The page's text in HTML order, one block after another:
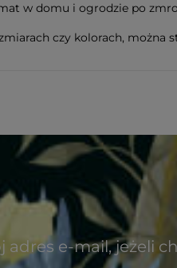
w domu i ogrodzie po
czy kolorach, można
adres e-mail, jeżeli